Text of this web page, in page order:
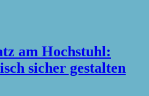
am Hochstuhl:
sicher gestalten